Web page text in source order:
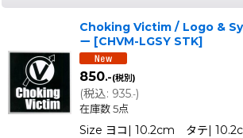
Choking Victim / Logo &
ー [CHVM-LGSY STK]
850.-(税別)
(税込: 935.-)
在庫数 5点
Size ヨコ| 10.2cm タテ|